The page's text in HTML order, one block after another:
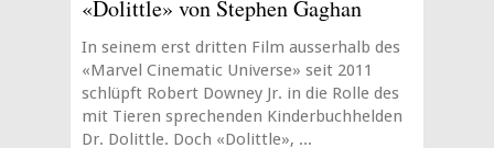
«Dolittle» von Stephen Gaghan
In seinem erst dritten Film ausserhalb des
«Marvel Cinematic Universe» seit 2011
schlüpft Robert Downey Jr. in die Rolle des
mit Tieren sprechenden Kinderbuchhelden
Dr. Dolittle. Doch «Dolittle», ...